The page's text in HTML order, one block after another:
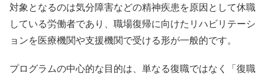
対象となるのは気分障害などの精神疾患を原因として休職
している労働者であり、職場復帰に向けたリハビリテーシ
ョンを医療機関や支援機関で受ける形が一般的です。
プログラムの中心的な目的は、単なる復職ではなく「復職